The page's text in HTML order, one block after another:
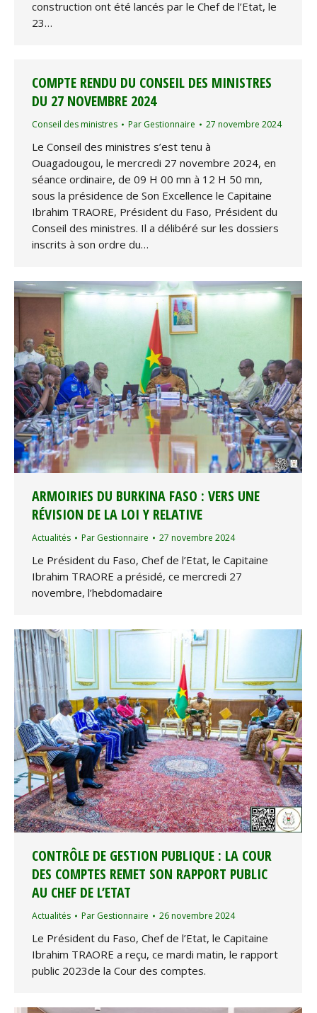
construction ont été lancés par le Chef de l’Etat, le
23…
COMPTE RENDU DU CONSEIL DES MINISTRES
DU 27 NOVEMBRE 2024
Conseil des ministres Par Gestionnaire 27 novembre 2024
Le Conseil des ministres s’est tenu à
Ouagadougou, le mercredi 27 novembre 2024, en
séance ordinaire, de 09 H 00 mn à 12 H 50 mn,
sous la présidence de Son Excellence le Capitaine
Ibrahim TRAORE, Président du Faso, Président du
Conseil des ministres. Il a délibéré sur les dossiers
inscrits à son ordre du…
ARMOIRIES DU BURKINA FASO : VERS UNE
RÉVISION DE LA LOI Y RELATIVE
Actualités Par Gestionnaire 27 novembre 2024
Le Président du Faso, Chef de l’Etat, le Capitaine
Ibrahim TRAORE a présidé, ce mercredi 27
novembre, l’hebdomadaire
CONTRÔLE DE GESTION PUBLIQUE : LA COUR
DES COMPTES REMET SON RAPPORT PUBLIC
AU CHEF DE L’ETAT
Actualités Par Gestionnaire 26 novembre 2024
Le Président du Faso, Chef de l’Etat, le Capitaine
Ibrahim TRAORE a reçu, ce mardi matin, le rapport
public 2023de la Cour des comptes.